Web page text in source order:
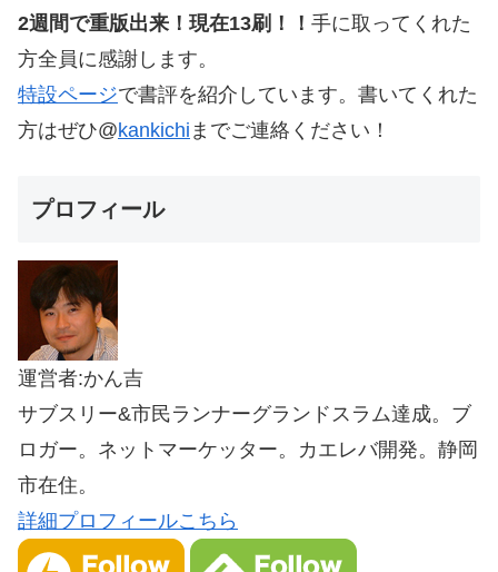
2週間で重版出来！現在13刷！！ 手に取ってくれた
方全員に感謝します。
特設ページで書評を紹介しています。書いてくれた
方はぜひ@kankichi までご連絡ください！
プロフィール
運営者:かん吉
サブスリー&市民ランナーグランドスラム達成。ブ
ロガー。ネットマーケッター。カエレバ開発。静岡
市在住。
詳細プロフィールこちら